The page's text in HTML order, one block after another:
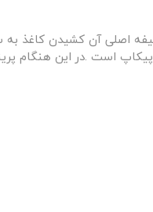
اصلی آن کشیدن کاغذ به
است .در این هنگام